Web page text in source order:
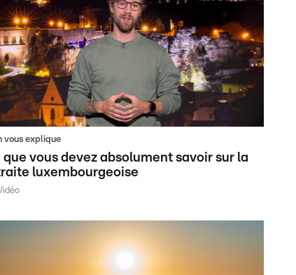
vous explique
que vous devez absolument savoir sur la
luxembourgeoise